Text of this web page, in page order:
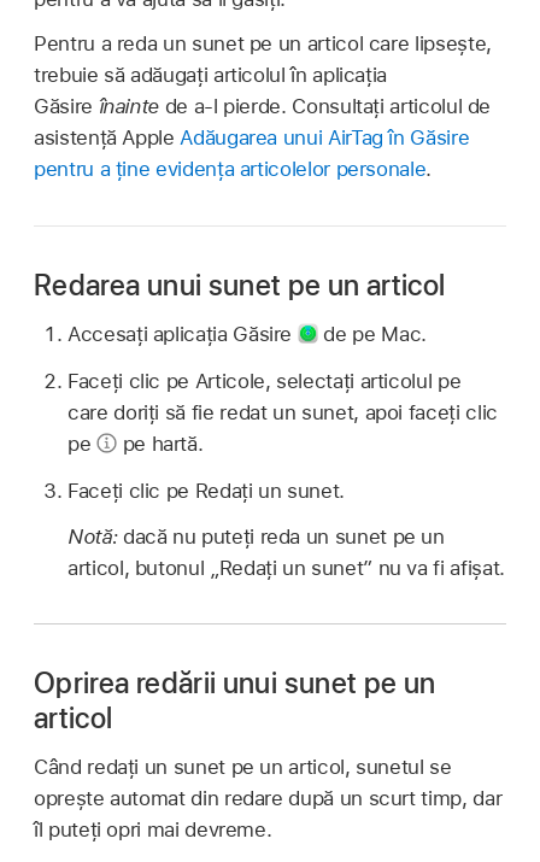
Pentru a reda un sunet pe un articol care lipsește,
trebuie să adăugați articolul în aplicația
Găsire înainte de a‑l pierde. Consultați articolul de
asistență AppleAdăugarea unui AirTag în Găsire
pentru a ține evidența articolelor personale.
Redarea unui sunet pe un articol
Accesați aplicația Găsire
de pe Mac.
Faceți clic pe Articole, selectați articolul pe
care doriți să fie redat un sunet, apoi faceți clic
pe
pe hartă.
Faceți clic pe Redați un sunet.
Notă: dacă nu puteți reda un sunet pe un
articol, butonul „Redați un sunet” nu va fi afișat.
Oprirea redării unui sunet pe un
articol
Când redați un sunet pe un articol, sunetul se
oprește automat din redare după un scurt timp, dar
îl puteți opri mai devreme.